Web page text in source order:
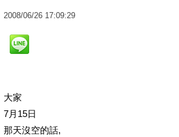
2008/06/26 17:09:29
大家
7月15日
那天沒空的話,